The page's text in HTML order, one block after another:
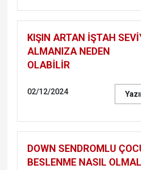
KIŞIN ARTAN İŞTAH
ALMANIZA NEDEN
OLABİLİR
02/12/2024
DOWN SENDROMLU
BESLENME NASIL